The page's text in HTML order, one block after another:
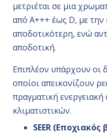
μετριέται σε μια
από Α+++ έως D, με την
αποδοτικότερη, ενώ
αποδοτική.
Επιπλέον υπάρχουν οι
οποίοι απεικονίζουν
πραγματική
κλιματιστικών.
SEER